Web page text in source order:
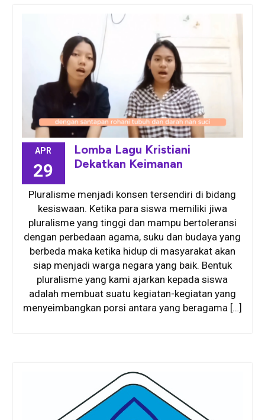
APR
29
Lomba Lagu Kristiani
Dekatkan Keimanan
Pluralisme menjadi konsen tersendiri di bidang
kesiswaan. Ketika para siswa memiliki jiwa
pluralisme yang tinggi dan mampu bertoleransi
dengan perbedaan agama, suku dan budaya yang
berbeda maka ketika hidup di masyarakat akan
siap menjadi warga negara yang baik. Bentuk
pluralisme yang kami ajarkan kepada siswa
adalah membuat suatu kegiatan-kegiatan yang
menyeimbangkan porsi antara yang beragama […]